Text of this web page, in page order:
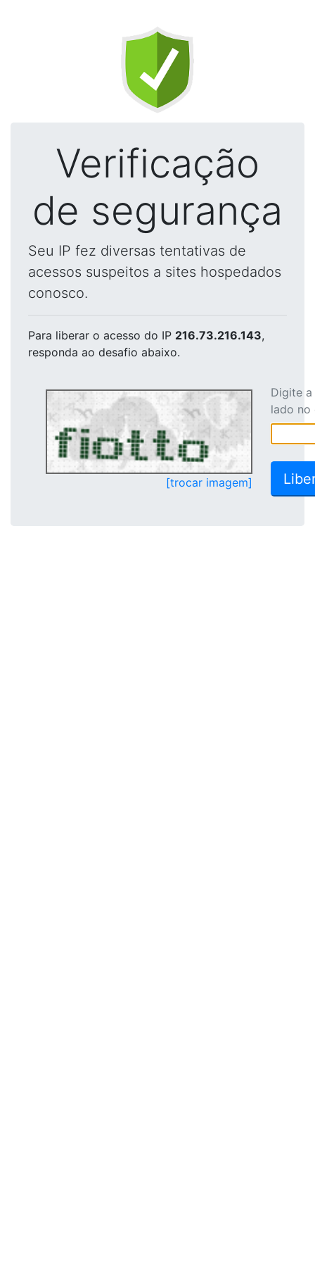
Verificação
de segurança
Seu IP fez diversas tentativas de
acessos suspeitos a sites hospedados
conosco.
Para liberar o acesso do IP 216.73.216.143,
responda ao desafio abaixo.
[trocar imagem]
Digite
lado no